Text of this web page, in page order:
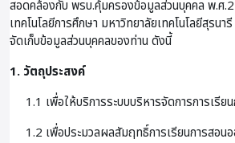
สอดคล้องกับ พรบ.คุ้มครองข้อมูลส่วนบุคคล พ.ศ
เทคโนโลยีการศึกษา มหาวิทยาลัยเทคโนโลยีสุรน
จัดเก็บข้อมูลส่วนบุคคลของท่าน ดังนี้
1. วัตถุประสงค์
1.1 เพื่อให้บริการระบบบริหารจัดการการเรีย
1.2 เพื่อประมวลผลสัมฤทธิ์การเรียนการสอนอ